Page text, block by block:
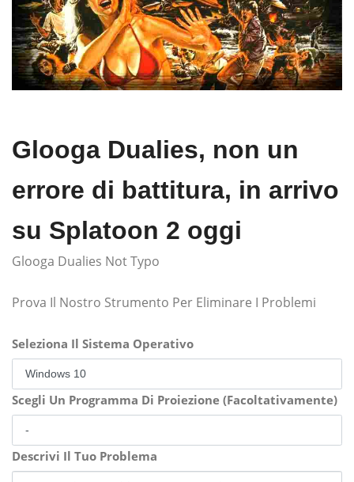
Glooga Dualies, non un
errore di battitura, in arrivo
su Splatoon 2 oggi
Glooga Dualies Not Typo
Prova Il Nostro Strumento Per Eliminare I Problemi
Seleziona Il Sistema Operativo
Scegli Un Programma Di Proiezione (Facoltativamente)
Descrivi Il Tuo Problema